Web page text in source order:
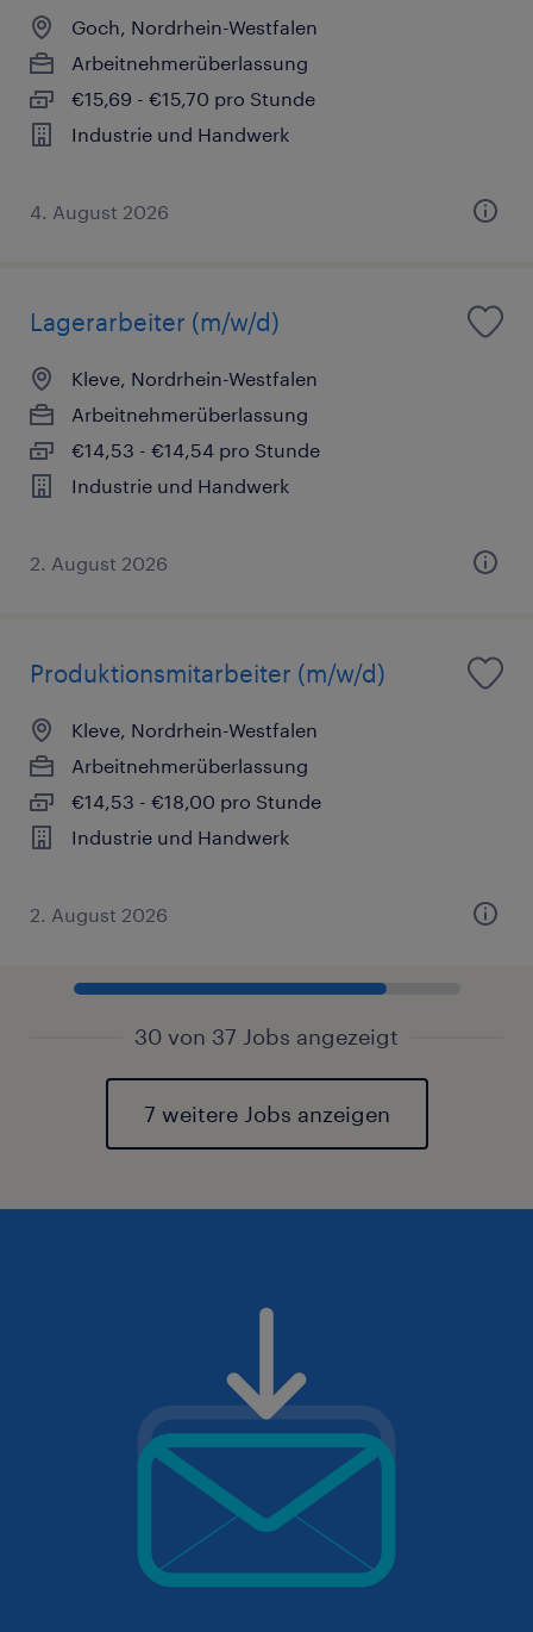
Goch, Nordrhein-Westfalen
Arbeitnehmerüberlassung
€15,69 - €15,70 pro Stunde
Industrie und Handwerk
4. August 2026
Lagerarbeiter (m/w/d)
Kleve, Nordrhein-Westfalen
Arbeitnehmerüberlassung
€14,53 - €14,54 pro Stunde
Industrie und Handwerk
2. August 2026
Produktionsmitarbeiter (m/w/d)
Kleve, Nordrhein-Westfalen
Arbeitnehmerüberlassung
€14,53 - €18,00 pro Stunde
Industrie und Handwerk
2. August 2026
30 von 37 Jobs angezeigt
7 weitere Jobs anzeigen